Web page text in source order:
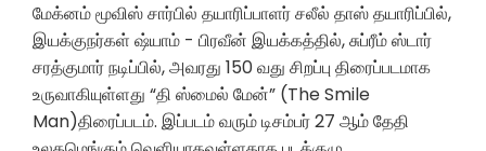
மேக்னம் மூவிஸ் சார்பில் தயாரிப்பாளர் சலீல் தாஸ் தயாரிப்பில்,
இயக்குநர்கள் ஷ்யாம் - பிரவீன் இயக்கத்தில், சுப்ரீம் ஸ்டார்
சரத்குமார் நடிப்பில், அவரது 150 வது சிறப்பு திரைப்படமாக
உருவாகியுள்ளது “தி ஸ்மைல் மேன்” (The Smile
Man)திரைப்படம். இப்படம் வரும் டிசம்பர் 27 ஆம் தேதி